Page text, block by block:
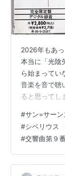
2026年もあっ
本当に「光陰
ら始まってい
音楽を音で聴
ると思ってし
クラシックに
で通じますよ
言葉にも表れ
すよね。でも
「ジャジャジ
#サン=サーン
#シベリウス
#交響曲第９番